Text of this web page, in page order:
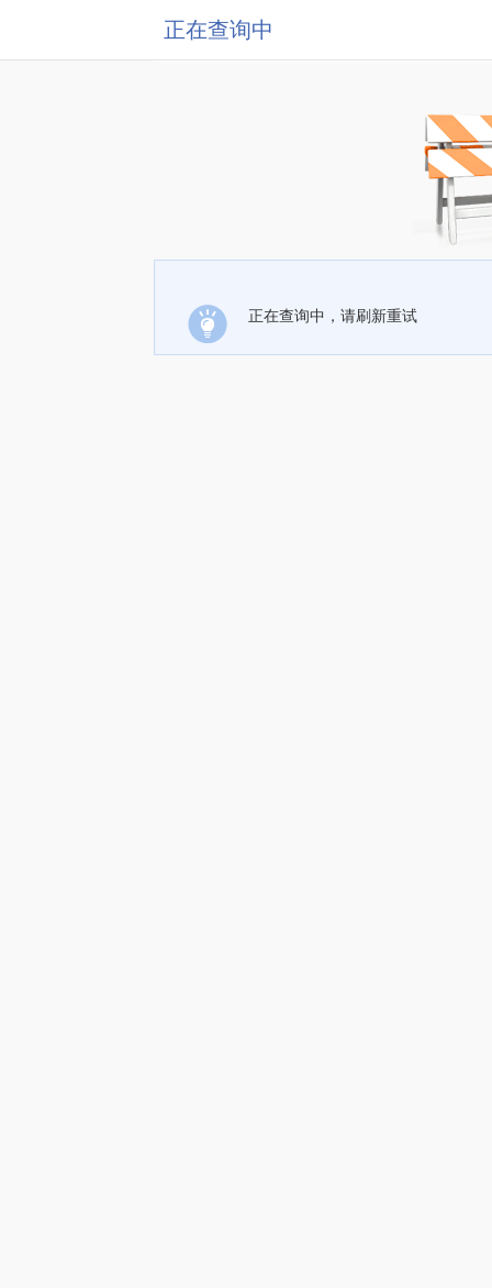
正在查询中
正在查询中，请刷新重试